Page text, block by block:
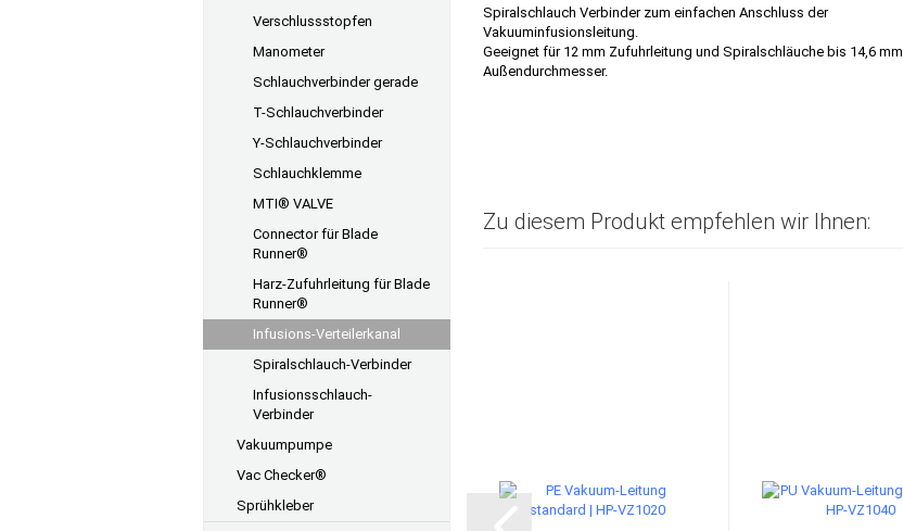
Spiralschlauch Verbinder zum einfachen Anschluss der
Vakuuminfusionsleitung.
Geeignet für 12 mm Zufuhrleitung und Spiralschläuche bis 14,6 mm
Außendurchmesser.
Zu diesem Produkt empfehlen wir Ihnen:
Verschlussstopfen
Manometer
Schlauchverbinder gerade
T-Schlauchverbinder
Y-Schlauchverbinder
Schlauchklemme
MTI® VALVE
Connector für Blade
Runner®
Harz-Zufuhrleitung für Blade
Runner®
Infusions-Verteilerkanal
Spiralschlauch-Verbinder
Infusionsschlauch-
Verbinder
Vakuumpumpe
Vac Checker®
Sprühkleber